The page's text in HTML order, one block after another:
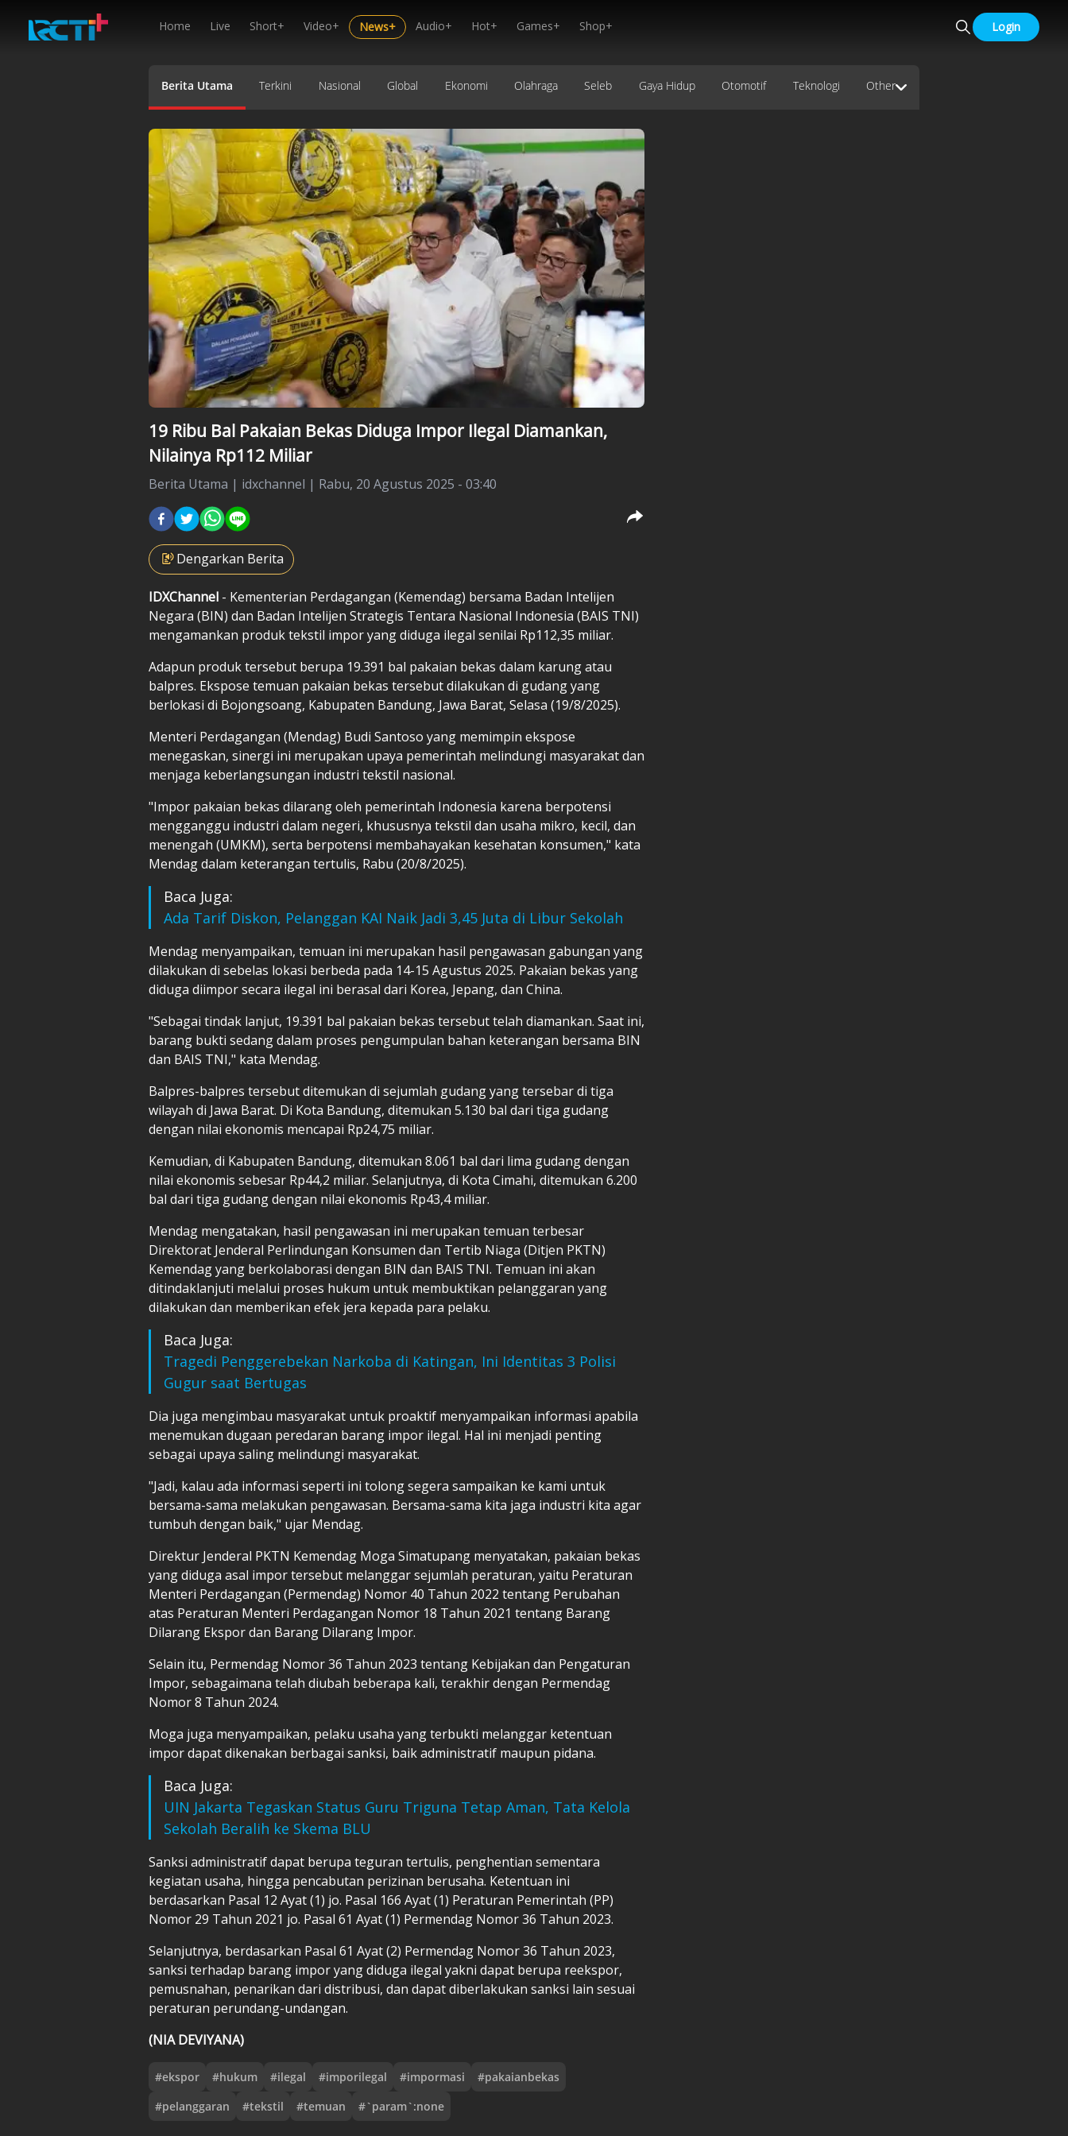
Home Live Short+ Video+ News+ Audio+ Hot+ Games+ Shop+ Login
Berita Utama Terkini Nasional Global Ekonomi Olahraga Seleb Gaya Hidup Otomotif Teknologi Other
19 Ribu Bal Pakaian Bekas Diduga Impor Ilegal Diamankan,
Nilainya Rp112 Miliar
Berita Utama | idxchannel | Rabu, 20 Agustus 2025 - 03:40
Dengarkan Berita
IDXChannel - Kementerian Perdagangan (Kemendag) bersama Badan Intelijen
Negara (BIN) dan Badan Intelijen Strategis Tentara Nasional Indonesia (BAIS TNI)
mengamankan produk tekstil impor yang diduga ilegal senilai Rp112,35 miliar.
Adapun produk tersebut berupa 19.391 bal pakaian bekas dalam karung atau
balpres. Ekspose temuan pakaian bekas tersebut dilakukan di gudang yang
berlokasi di Bojongsoang, Kabupaten Bandung, Jawa Barat, Selasa (19/8/2025).
Menteri Perdagangan (Mendag) Budi Santoso yang memimpin ekspose
menegaskan, sinergi ini merupakan upaya pemerintah melindungi masyarakat dan
menjaga keberlangsungan industri tekstil nasional.
"Impor pakaian bekas dilarang oleh pemerintah Indonesia karena berpotensi
mengganggu industri dalam negeri, khususnya tekstil dan usaha mikro, kecil, dan
menengah (UMKM), serta berpotensi membahayakan kesehatan konsumen," kata
Mendag dalam keterangan tertulis, Rabu (20/8/2025).
Baca Juga:
Ada Tarif Diskon, Pelanggan KAI Naik Jadi 3,45 Juta di Libur Sekolah
Mendag menyampaikan, temuan ini merupakan hasil pengawasan gabungan yang
dilakukan di sebelas lokasi berbeda pada 14-15 Agustus 2025. Pakaian bekas yang
diduga diimpor secara ilegal ini berasal dari Korea, Jepang, dan China.
"Sebagai tindak lanjut, 19.391 bal pakaian bekas tersebut telah diamankan. Saat ini,
barang bukti sedang dalam proses pengumpulan bahan keterangan bersama BIN
dan BAIS TNI," kata Mendag.
Balpres-balpres tersebut ditemukan di sejumlah gudang yang tersebar di tiga
wilayah di Jawa Barat. Di Kota Bandung, ditemukan 5.130 bal dari tiga gudang
dengan nilai ekonomis mencapai Rp24,75 miliar.
Kemudian, di Kabupaten Bandung, ditemukan 8.061 bal dari lima gudang dengan
nilai ekonomis sebesar Rp44,2 miliar. Selanjutnya, di Kota Cimahi, ditemukan 6.200
bal dari tiga gudang dengan nilai ekonomis Rp43,4 miliar.
Mendag mengatakan, hasil pengawasan ini merupakan temuan terbesar
Direktorat Jenderal Perlindungan Konsumen dan Tertib Niaga (Ditjen PKTN)
Kemendag yang berkolaborasi dengan BIN dan BAIS TNI. Temuan ini akan
ditindaklanjuti melalui proses hukum untuk membuktikan pelanggaran yang
dilakukan dan memberikan efek jera kepada para pelaku.
Baca Juga:
Tragedi Penggerebekan Narkoba di Katingan, Ini Identitas 3 Polisi
Gugur saat Bertugas
Dia juga mengimbau masyarakat untuk proaktif menyampaikan informasi apabila
menemukan dugaan peredaran barang impor ilegal. Hal ini menjadi penting
sebagai upaya saling melindungi masyarakat.
"Jadi, kalau ada informasi seperti ini tolong segera sampaikan ke kami untuk
bersama-sama melakukan pengawasan. Bersama-sama kita jaga industri kita agar
tumbuh dengan baik," ujar Mendag.
Direktur Jenderal PKTN Kemendag Moga Simatupang menyatakan, pakaian bekas
yang diduga asal impor tersebut melanggar sejumlah peraturan, yaitu Peraturan
Menteri Perdagangan (Permendag) Nomor 40 Tahun 2022 tentang Perubahan
atas Peraturan Menteri Perdagangan Nomor 18 Tahun 2021 tentang Barang
Dilarang Ekspor dan Barang Dilarang Impor.
Selain itu, Permendag Nomor 36 Tahun 2023 tentang Kebijakan dan Pengaturan
Impor, sebagaimana telah diubah beberapa kali, terakhir dengan Permendag
Nomor 8 Tahun 2024.
Moga juga menyampaikan, pelaku usaha yang terbukti melanggar ketentuan
impor dapat dikenakan berbagai sanksi, baik administratif maupun pidana.
Baca Juga:
UIN Jakarta Tegaskan Status Guru Triguna Tetap Aman, Tata Kelola
Sekolah Beralih ke Skema BLU
Sanksi administratif dapat berupa teguran tertulis, penghentian sementara
kegiatan usaha, hingga pencabutan perizinan berusaha. Ketentuan ini
berdasarkan Pasal 12 Ayat (1) jo. Pasal 166 Ayat (1) Peraturan Pemerintah (PP)
Nomor 29 Tahun 2021 jo. Pasal 61 Ayat (1) Permendag Nomor 36 Tahun 2023.
Selanjutnya, berdasarkan Pasal 61 Ayat (2) Permendag Nomor 36 Tahun 2023,
sanksi terhadap barang impor yang diduga ilegal yakni dapat berupa reekspor,
pemusnahan, penarikan dari distribusi, dan dapat diberlakukan sanksi lain sesuai
peraturan perundang-undangan.
(NIA DEVIYANA)
#ekspor #hukum #ilegal #imporilegal #impormasi #pakaianbekas
#pelanggaran #tekstil #temuan #`param`:none